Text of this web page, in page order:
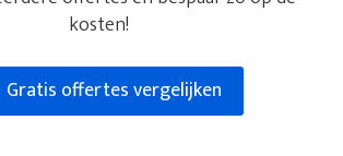
kosten!
Gratis offertes vergelijken